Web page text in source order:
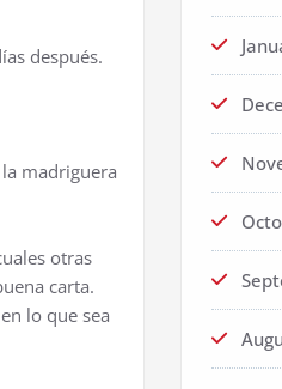
después.
madriguera
otras
carta.
lo que sea